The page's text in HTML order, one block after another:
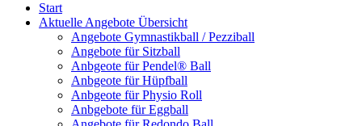
Start
Aktuelle Angebote Übersicht
Angebote Gymnastikball / Pezziball
Angebote für Sitzball
Anbgeote für Pendel® Ball
Anbgeote für Hüpfball
Anbgeote für Physio Roll
Anbgebote für Eggball